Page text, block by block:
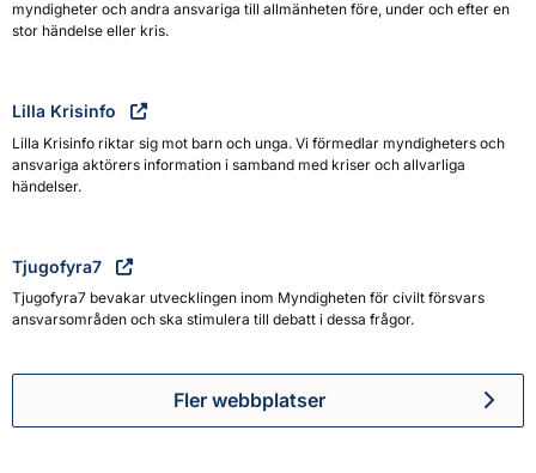
myndigheter och andra ansvariga till allmänheten före, under och efter en
stor händelse eller kris.
Lilla Krisinfo
Lilla Krisinfo riktar sig mot barn och unga. Vi förmedlar myndigheters och
ansvariga aktörers information i samband med kriser och allvarliga
händelser.
Tjugofyra7
Tjugofyra7 bevakar utvecklingen inom Myndigheten för civilt försvars
ansvarsområden och ska stimulera till debatt i dessa frågor.
Fler webbplatser